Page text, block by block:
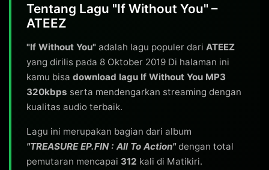
Tentang Lagu "If Without You" –
ATEEZ
"If Without You" adalah lagu populer dari ATEEZ
yang dirilis pada 8 Oktober 2019 Di halaman ini
kamu bisa download lagu If Without You MP3
320kbps serta mendengarkan streaming dengan
kualitas audio terbaik.
Lagu ini merupakan bagian dari album
"TREASURE EP.FIN : All To Action"dengan total
pemutaran mencapai 312 kali di Matikiri.